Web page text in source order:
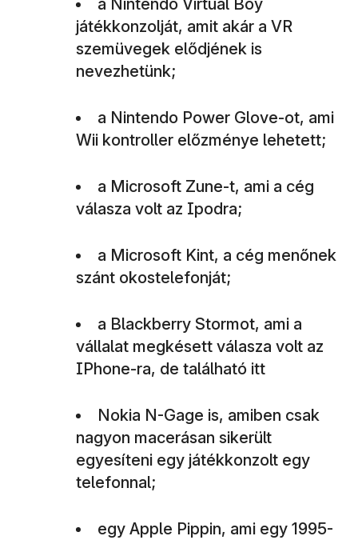
játékkonzolját, amit akár a VR
szemüvegek elődjének is
nevezhetünk;
a Nintendo Power Glove-ot, ami
Wii kontroller előzménye lehetett;
a Microsoft Zune-t, ami a cég
válasza volt az Ipodra;
a Microsoft Kint, a cég menőnek
szánt okostelefonját;
a Blackberry Stormot, ami a
vállalat megkésett válasza volt az
IPhone-ra, de található itt
Nokia N-Gage is, amiben csak
nagyon macerásan sikerült
egyesíteni egy játékkonzolt egy
telefonnal;
egy Apple Pippin, ami egy 1995-